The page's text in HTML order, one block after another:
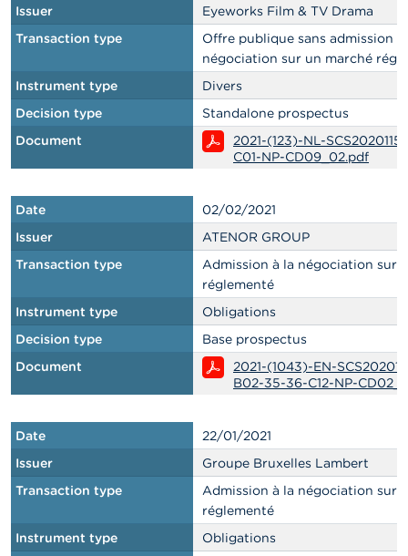
Issuer
Eyeworks Film & TV Drama
Transaction type
Offre publique sans admission à
négociation sur un marché
Instrument type
Divers
Decision type
Standalone prospectus
Document
2021-(123)-NL-
C01-NP-CD09_02.pdf
Date
02/02/2021
Issuer
ATENOR GROUP
Transaction type
Admission à la négociation sur
réglementé
Instrument type
Obligations
Decision type
Base prospectus
Document
2021-(1043)-EN-
B02-35-36-C12-NP-
Date
22/01/2021
Issuer
Groupe Bruxelles Lambert
Transaction type
Admission à la négociation sur
réglementé
Instrument type
Obligations